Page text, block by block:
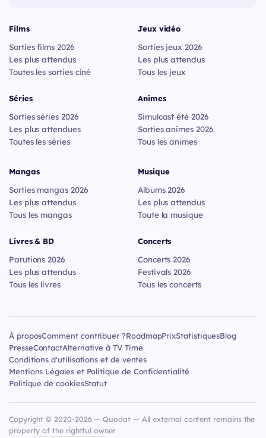
Films
Sorties films 2026
Les plus attendus
Toutes les sorties ciné
Séries
Sorties séries 2026
Les plus attendues
Toutes les séries
Jeux vidéo
Sorties jeux 2026
Les plus attendus
Tous les jeux
Animes
Simulcast été 2026
Sorties animes 2026
Tous les animes
Mangas
Sorties mangas 2026
Les plus attendus
Tous les mangas
Livres & BD
Parutions 2026
Les plus attendus
Tous les livres
Musique
Albums 2026
Les plus attendus
Toute la musique
Concerts
Concerts 2026
Festivals 2026
Tous les concerts
À proposComment contribuer ?RoadmapPrixStatistiquesBlog
PresseContactAlternative à TV Time
Conditions d'utilisations et de ventes
Mentions Légales et Politique de Confidentialité
Politique de cookiesStatut
Copyright © 2020-2026 — Quodat — All external content remains the
property of the rightful owner